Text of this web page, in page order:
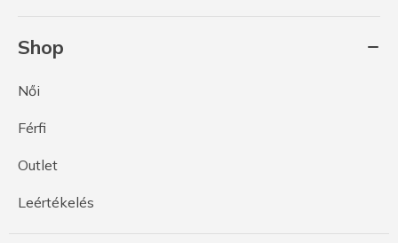
Shop
Női
Férfi
Outlet
Leértékelés